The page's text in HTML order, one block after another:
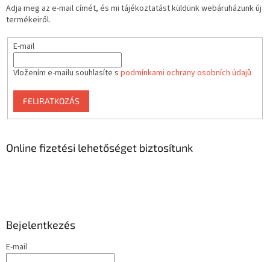
Adja meg az e-mail címét, és mi tájékoztatást küldünk webáruházunk új
termékeiről.
E-mail
Vložením e-mailu souhlasíte s podmínkami ochrany osobních údajů
FELIRATKOZÁS
Online fizetési lehetőséget biztosítunk
Bejelentkezés
E-mail